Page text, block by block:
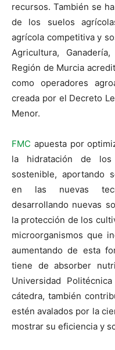
recursos. También se
de los suelos
agrícola competitiva y
Agricultura,
Región de Murcia
como operadores
creada por el Decreto
Menor.
FMC apuesta por
la hidratación de
sostenible, aportando
en las nuevas
desarrollando nuevas
la protección de los
microorganismos que
aumentando de esta
tiene de absorber
Universidad
cátedra, también
estén avalados por la
mostrar su eficiencia y